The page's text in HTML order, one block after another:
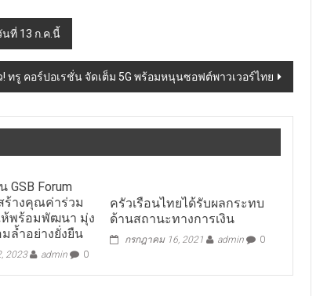
นที่ 13 ก.ค.นี้
ทรู คอร์ปอเรชั่น จัดเต็ม 5G พร้อมหนุนซอฟต์พาวเวอร์ไทย
GSB Forum
ร้างคุณค่าร่วม
ห้พร้อมพัฒนา มุ่ง
ล้ำอย่างยั่งยืน
2023 admin 0
ครัวเรือนไทยได้รับผลกระทบ
ด้านสถานะทางการเงิน
กรกฎาคม 16, 2021 admin 0